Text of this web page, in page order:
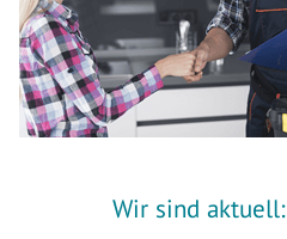
Wir sind aktuell: